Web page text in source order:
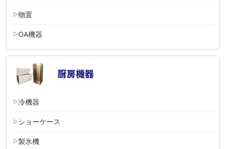
物置
OA機器
冷機器
ショーケース
製氷機